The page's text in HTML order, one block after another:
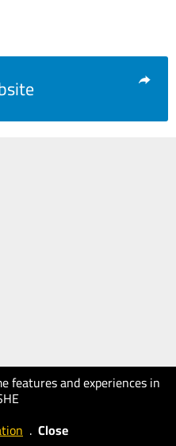
features and experiences in
. Close